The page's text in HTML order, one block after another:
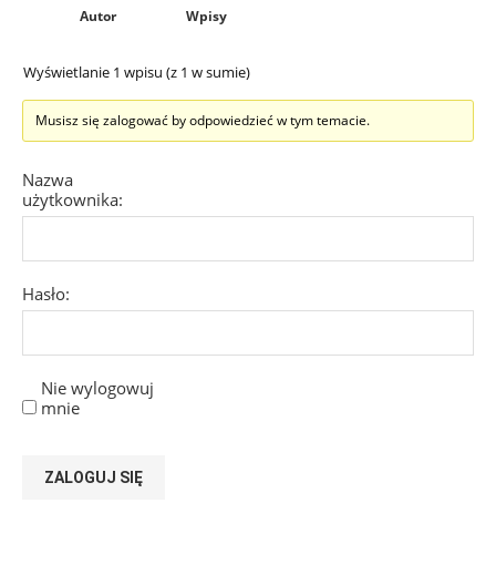
Autor Wpisy
Wyświetlanie 1 wpisu (z 1 w sumie)
Musisz się zalogować by odpowiedzieć w tym temacie.
Nazwa
użytkownika:
Hasło:
Nie wylogowuj
mnie
ZALOGUJ SIĘ